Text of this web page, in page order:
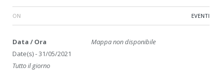
ON EVENTI
Mappa non disponibile
Data / Ora
Date(s) - 31/05/2021
Tutto il giorno